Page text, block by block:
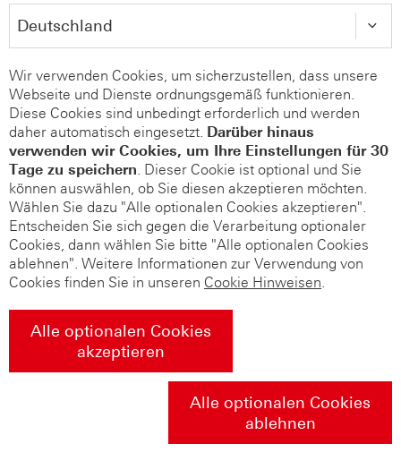
Wir verwenden Cookies, um sicherzustellen, dass unsere
Webseite und Dienste ordnungsgemäß funktionieren.
Diese Cookies sind unbedingt erforderlich und werden
daher automatisch eingesetzt. Darüber hinaus
verwenden wir Cookies, um Ihre Einstellungen für 30
Tage zu speichern. Dieser Cookie ist optional und Sie
können auswählen, ob Sie diesen akzeptieren möchten.
Wählen Sie dazu "Alle optionalen Cookies akzeptieren".
Entscheiden Sie sich gegen die Verarbeitung optionaler
Cookies, dann wählen Sie bitte "Alle optionalen Cookies
ablehnen". Weitere Informationen zur Verwendung von
Cookies finden Sie in unseren Cookie Hinweisen.
Alle optionalen Cookies
akzeptieren
Alle optionalen Cookies
ablehnen